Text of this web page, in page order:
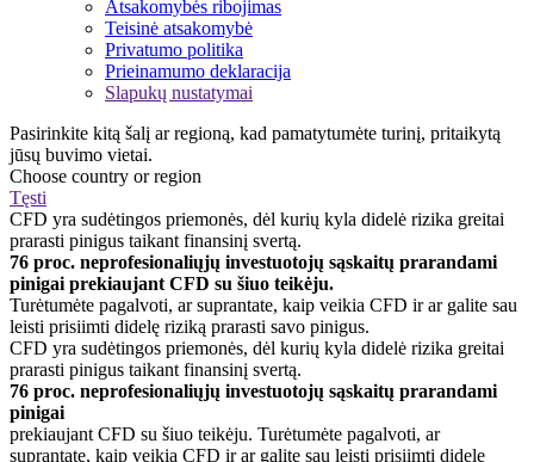
Atsakomybės ribojimas
Teisinė atsakomybė
Privatumo politika
Prieinamumo deklaracija
Slapukų nustatymai
Pasirinkite kitą šalį ar regioną, kad pamatytumėte turinį, pritaikytą
jūsų buvimo vietai.
Choose country or region
Tęsti
CFD yra sudėtingos priemonės, dėl kurių kyla didelė rizika greitai
prarasti pinigus taikant finansinį svertą.
76 proc. neprofesionaliųjų investuotojų sąskaitų prarandami
pinigai prekiaujant CFD su šiuo teikėju.
Turėtumėte pagalvoti, ar suprantate, kaip veikia CFD ir ar galite sau
leisti prisiimti didelę riziką prarasti savo pinigus.
CFD yra sudėtingos priemonės, dėl kurių kyla didelė rizika greitai
prarasti pinigus taikant finansinį svertą.
76 proc. neprofesionaliųjų investuotojų sąskaitų prarandami
pinigai
prekiaujant CFD su šiuo teikėju. Turėtumėte pagalvoti, ar
suprantate, kaip veikia CFD ir ar galite sau leisti prisiimti didelę